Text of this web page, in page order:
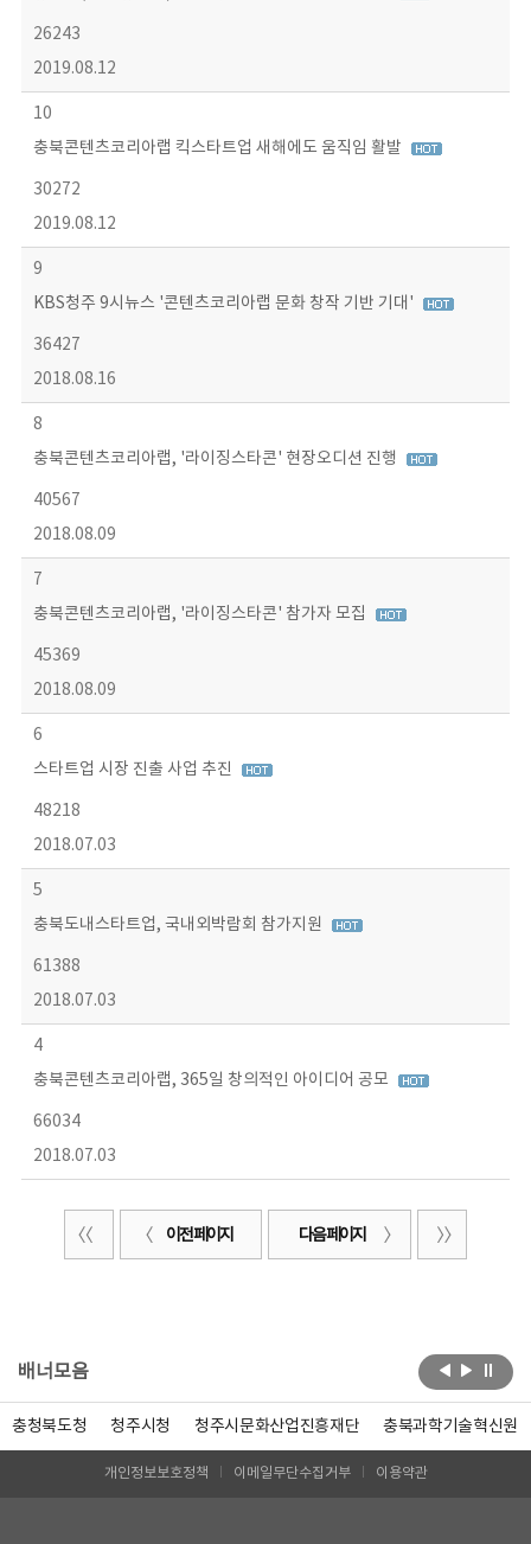
26243
2019.08.12
10
충북콘텐츠코리아랩 킥스타트업 새해에도 움직임 활발
30272
2019.08.12
9
KBS청주 9시뉴스 '콘텐츠코리아랩 문화 창작 기반 기대'
36427
2018.08.16
8
충북콘텐츠코리아랩, '라이징스타콘' 현장오디션 진행
40567
2018.08.09
7
충북콘텐츠코리아랩, '라이징스타콘' 참가자 모집
45369
2018.08.09
6
스타트업 시장 진출 사업 추진
48218
2018.07.03
5
충북도내스타트업, 국내외박람회 참가지원
61388
2018.07.03
4
충북콘텐츠코리아랩, 365일 창의적인 아이디어 공모
66034
2018.07.03
이전 페이지 다음 페이지
배너모음
충청북도청 청주시청 청주시문화산업진흥재단 충북과학기술혁신원
개인정보보호정책 이메일무단수집거부 이용약관